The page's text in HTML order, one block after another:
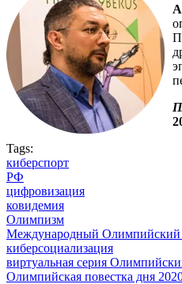
Tags:
киберспорт
РФ
цифровизация
ковидемия
Олимпизм
Международный Олимпийский
киберсоциализация
виртуальная серия
Олимпийская повестка дня